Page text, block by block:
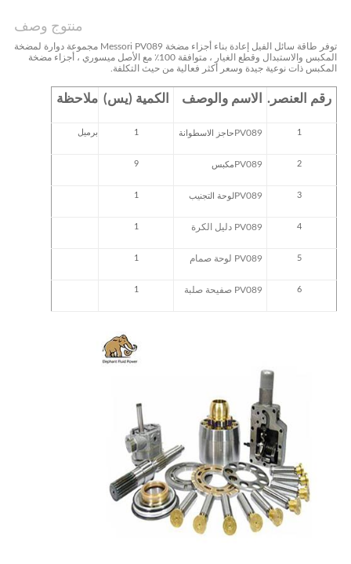
منتوج وصف
توفر طاقة سائل الفيل إعادة بناء أجزاء مضخة Messori PV089 مجموعة دوارة لمضخة
المكبس والاستبدال وقطع الغيار ، متوافقة 100٪ مع الأصل
ميسوري ، أجزاء مضخة
المكبس ذات نوعية جيدة وسعر أكثر فعالية من حيث التكلفة.
رقم العنصر. الاسم والوصف الكمية (يس) ملاحظة
1
PV089حاجز الاسطوانة 1 برميل
2
PV089مكبس 9
3
PV089 لوحة التجنيب 1
4 PV089 دليل الكرة 1
5 PV089 لوحة صمام 1
6 PV089 صفيحة صلبة 1